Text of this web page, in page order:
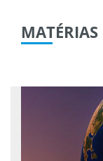
MATÉRIAS